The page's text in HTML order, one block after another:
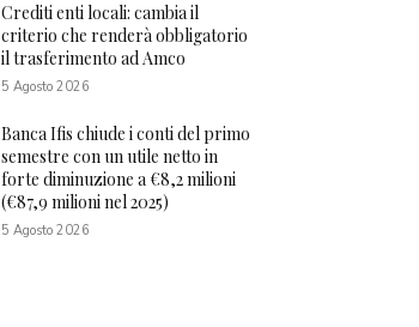
Crediti enti locali: cambia il
criterio che renderà obbligatorio
il trasferimento ad Amco
5 Agosto 2026
Banca Ifis chiude i conti del primo
semestre con un utile netto in
forte diminuzione a €8,2 milioni
(€87,9 milioni nel 2025)
5 Agosto 2026